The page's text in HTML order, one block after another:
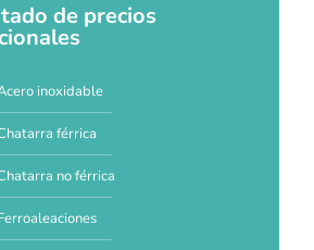
de precios
inoxidable
férrica
no férrica